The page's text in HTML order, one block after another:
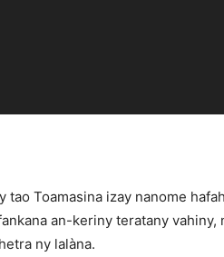
tao Toamasina izay nanome
an-keriny teratany vahiny,
ny lalàna.